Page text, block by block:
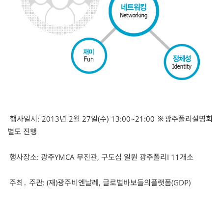
행사일시: 2013년 2월 27일(수) 13:00~21:00 ※광주폴리설명회
별도 진행
행사장소: 광주YMCA 무진관, 구도심 일원 광주폴리I 11개소
주최․ 주관: (재)광주비엔날레, 글로벌바보들의플랫폼(GDP)